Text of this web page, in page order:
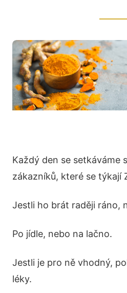
Každý den se setkáváme
zákazníků, které se týkají
Jestli ho brát raději ráno,
Po jídle, nebo na lačno.
Jestli je pro ně vhodný,
léky.